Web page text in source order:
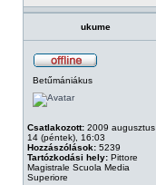
ukume
Betűmániákus
Csatlakozott: 2009 augusztus
14 (péntek), 16:03
Hozzászólások: 5239
Tartózkodási hely: Pittore
Magistrale Scuola Media
Superiore